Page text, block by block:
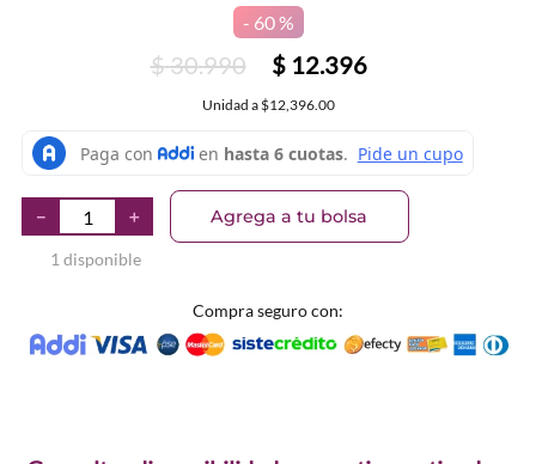
60 %
$30.990 $ 12.396
Unidad a $12,396.00
＋
－
1 disponible
Agrega a tu bolsa
Compra seguro con: